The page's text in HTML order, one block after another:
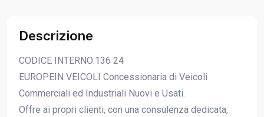
Descrizione
CODICE INTERNO:136 24
EUROPEIN VEICOLI Concessionaria di Veicoli
Commerciali ed Industriali Nuovi e Usati.
Offre ai propri clienti, con una consulenza dedicata,